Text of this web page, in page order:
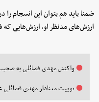
ضمنا باید هم بتوان این انسجام را
ارزش‌های مدنظر او، ارزش‌هایی که
واکنش مهدی فضائلی به
توییت معنادار مهدی فضائلی